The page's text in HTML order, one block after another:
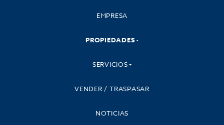
EMPRESA
PROPIEDADES
SERVICIOS
VENDER / TRASPASAR
NOTICIAS